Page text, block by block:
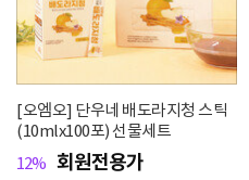
[오엠오] 단우네 배도라지청 스틱
(10mlx100포) 선물세트
12% 회원전용가